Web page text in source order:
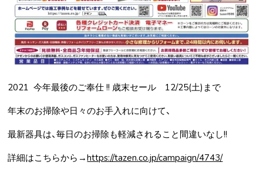
2021 今年最後のご奉仕 !! 歳末セール 12/25(土)まで
年末のお掃除や日々のお手入れに向けて、
最新器具は、毎日のお掃除も軽減されること間違いなし!!
詳細はこちらから→https://tazen.co.jp/campaign/4743/